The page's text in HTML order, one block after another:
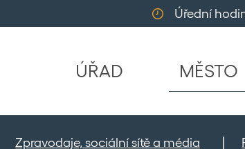
Úřední
ÚŘAD MĚSTO
Zpravodaje, sociální sítě a média